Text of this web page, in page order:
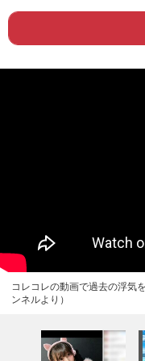
Page 1 ー 過
コレコレの動画で過去の浮気
ンネルより）